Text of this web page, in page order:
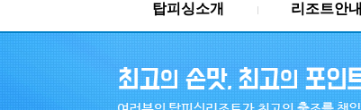
탑피싱소개 리조트안내